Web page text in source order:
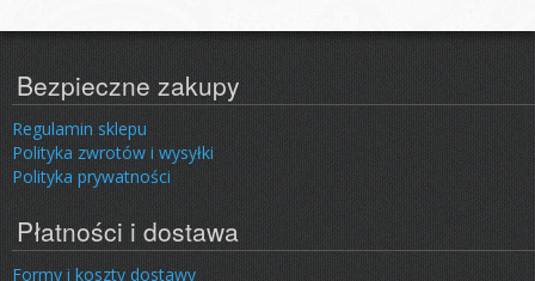
Bezpieczne zakupy
Regulamin sklepu
Polityka zwrotów i wysyłki
Polityka prywatności
Płatności i dostawa
Formy i koszty dostawy